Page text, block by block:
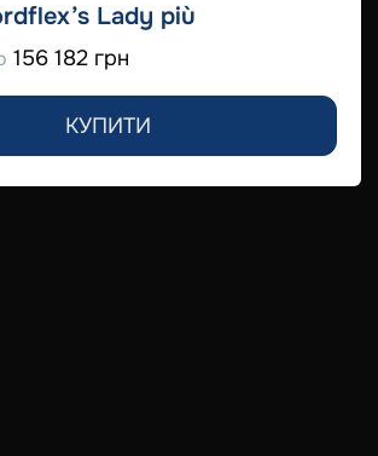
Lady più
156 182 грн
КУПИТИ